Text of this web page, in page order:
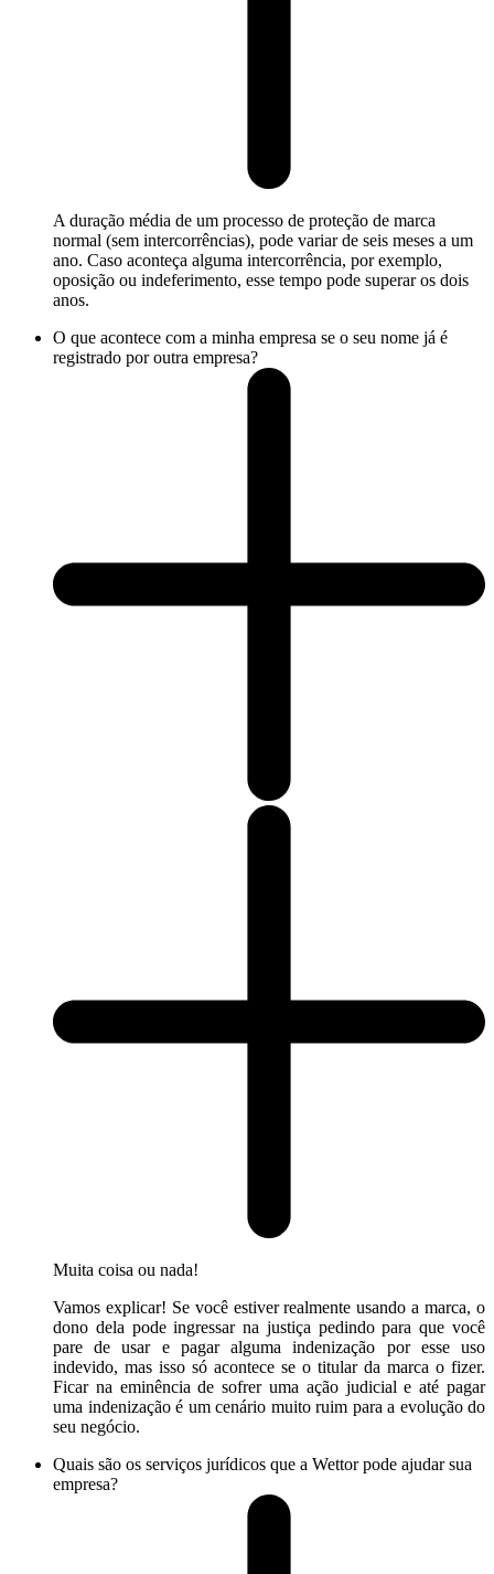
A duração média de um processo de proteção de marca
normal (sem intercorrências), pode variar de seis meses a um
ano. Caso aconteça alguma intercorrência, por exemplo,
oposição ou indeferimento, esse tempo pode superar os dois
anos.
O que acontece com a minha empresa se o seu nome já é
registrado por outra empresa?
Muita coisa ou nada!
Vamos explicar! Se você estiver realmente usando a marca, o
dono dela pode ingressar na justiça pedindo para que você
pare de usar e pagar alguma indenização por esse uso
indevido, mas isso só acontece se o titular da marca o fizer.
Ficar na eminência de sofrer uma ação judicial e até pagar
uma indenização é um cenário muito ruim para a evolução do
seu negócio.
Quais são os serviços jurídicos que a Wettor pode ajudar sua
empresa?